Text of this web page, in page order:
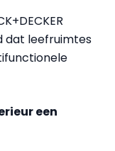
dat leefruimtes
een